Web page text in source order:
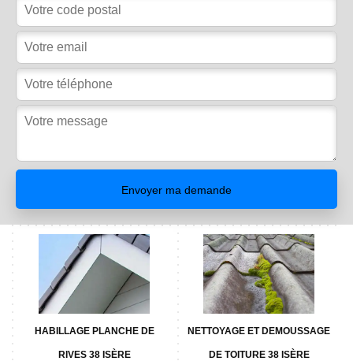
HABILLAGE PLANCHE DE
RIVES 38 ISÈRE
NETTOYAGE ET DEMOUSSAGE
DE TOITURE 38 ISÈRE